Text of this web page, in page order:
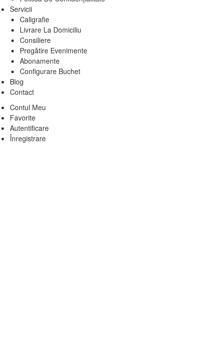
Servicii
Caligrafie
Livrare La Domiciliu
Consiliere
Pregătire Evenimente
Abonamente
Configurare Buchet
Blog
Contact
Contul Meu
Favorite
Autentificare
Înregistrare